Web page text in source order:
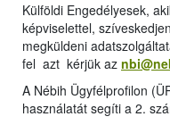
Külföldi Engedélyesek,
képviselettel,
megküldeni
fel azt kérjük az
A Nébih Ügyfélprofilon
használatát segíti a 2.